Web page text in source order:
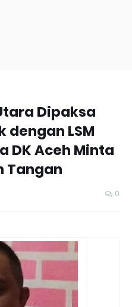
Dipaksa
dengan LSM
DK Aceh Minta
Tangan
0